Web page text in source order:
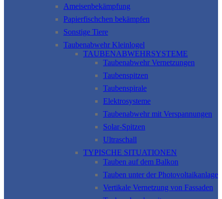
Ameisenbekämpfung
Papierfischchen bekämpfen
Sonstige Tiere
Taubenabwehr Kleinlogel
TAUBENABWEHRSYSTEME
Taubenabwehr Vernetzungen
Taubenspitzen
Taubenspirale
Elektrosysteme
Taubenabwehr mit Verspannungen
Solar-Spitzen
Ultraschall
TYPISCHE SITUATIONEN
Tauben auf dem Balkon
Tauben unter der Photovoltaikanlage
Vertikale Vernetzung von Fassaden